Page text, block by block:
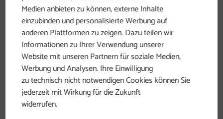
Dieser Teil beschreibt eine Rundtour um Bad
Füssing. Diese startet in Bad Füssing und führt
zuerst nach Pocking, von dort aus kurz an der
Bundessstraße entlang und dann über
Waldstadt weiter nach Kirchham. Von
Kirchham aus leitet uns der Weg über den
Bärenpark, Aigen am Inn und Egglfing am Inn
wieder zurück nach Bad Füssing.
Medien anbieten zu können, externe Inhalte
einzubinden und personalisierte Werbung auf
anderen Plattformen zu zeigen. Dazu teilen wir
Informationen zu Ihrer Verwendung unserer
Website mit unseren Partnern für soziale Medien,
Werbung und Analysen. Ihre Einwilligung
zu technisch nicht notwendigen Cookies können Sie
jederzeit mit Wirkung für die Zukunft
widerrufen.